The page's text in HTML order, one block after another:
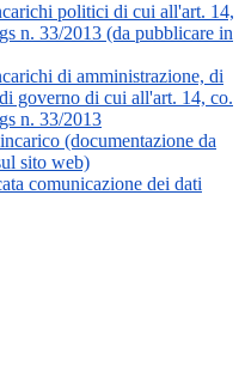
politici di cui all'art. 14,
n. 33/2013 (da pubblicare in
di amministrazione, di
governo di cui all'art. 14, co.
n. 33/2013
(documentazione da
sito web)
comunicazione dei dati